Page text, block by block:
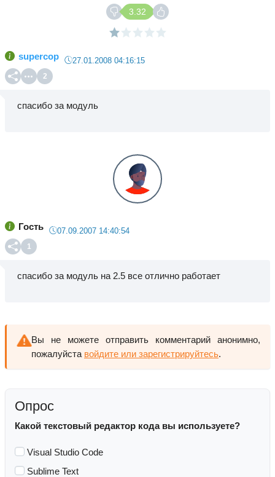
3.32
supercop 27.01.2008 04:16:15
2
спасибо за модуль
Гость 07.09.2007 14:40:54
1
спасибо за модуль на 2.5 все отлично работает
Вы не можете отправить комментарий анонимно,
пожалуйста войдите или зарегистрируйтесь.
Опрос
Какой текстовый редактор кода вы используете?
Visual Studio Code
Sublime Text